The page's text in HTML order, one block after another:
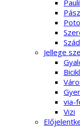
Jellege
via-
Vizi